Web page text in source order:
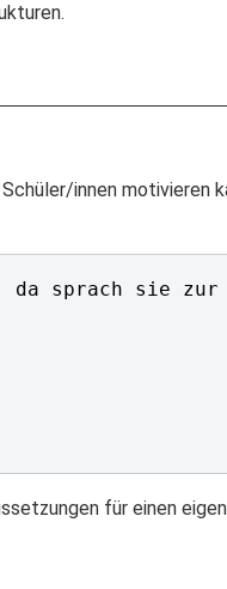
innen motivieren
für einen